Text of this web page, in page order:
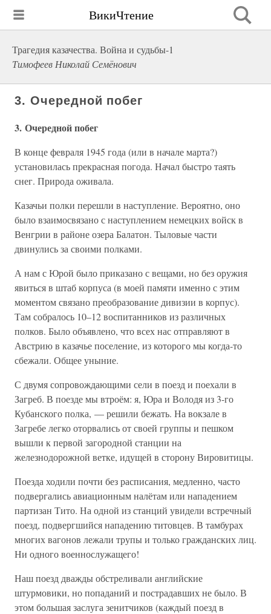
ВикиЧтение
Трагедия казачества. Война и судьбы-1
Тимофеев Николай Семёнович
3. Очередной побег
3. Очередной побег
В конце февраля 1945 года (или в начале марта?)
установилась прекрасная погода. Начал быстро таять
снег. Природа оживала.
Казачьи полки перешли в наступление. Вероятно, оно
было взаимосвязано с наступлением немецких войск в
Венгрии в районе озера Балатон. Тыловые части
двинулись за своими полками.
А нам с Юрой было приказано с вещами, но без оружия
явиться в штаб корпуса (в моей памяти именно с этим
моментом связано преобразование дивизии в корпус).
Там собралось 10–12 воспитанников из различных
полков. Было объявлено, что всех нас отправляют в
Австрию в казачье поселение, из которого мы когда-то
сбежали. Общее уныние.
С двумя сопровождающими сели в поезд и поехали в
Загреб. В поезде мы втроём: я, Юра и Володя из 3-го
Кубанского полка, — решили бежать. На вокзале в
Загребе легко оторвались от своей группы и пешком
вышли к первой загородной станции на
железнодорожной ветке, идущей в сторону Вировитицы.
Поезда ходили почти без расписания, медленно, часто
подвергались авиационным налётам или нападением
партизан Тито. На одной из станций увидели встречный
поезд, подвергшийся нападению титовцев. В тамбурах
многих вагонов лежали трупы и только гражданских лиц.
Ни одного военнослужащего!
Наш поезд дважды обстреливали английские
штурмовики, но попаданий и пострадавших не было. В
этом большая заслуга зенитчиков (каждый поезд в